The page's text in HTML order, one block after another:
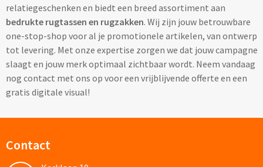
Snoep
Pepermunt bedrukken
Snoeppotten bedrukken
Snoepblikken bedrukken
relatiegeschenken en biedt een breed assortiment aan
bedrukte rugtassen en rugzakken. Wij zijn jouw betrouwbare
one-stop-shop voor al je promotionele artikelen, van ontwerp
tot levering. Met onze expertise zorgen we dat jouw campagne
slaagt en jouw merk optimaal zichtbaar wordt. Neem vandaag
nog contact met ons op voor een vrijblijvende offerte en een
gratis digitale visual!
Contact